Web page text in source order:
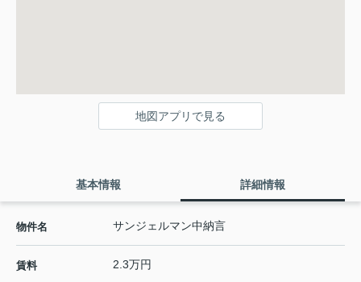
地図アプリで見る
基本情報 詳細情報
物件名 サンジェルマン中納言
賃料 2.3万円